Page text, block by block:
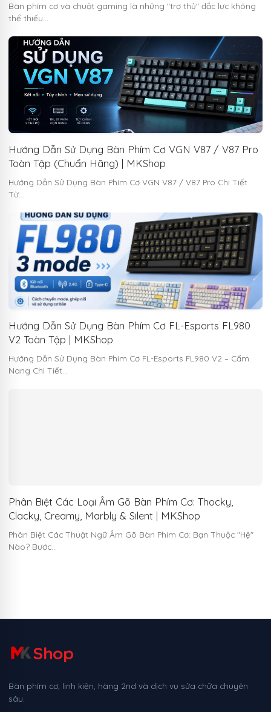
Bàn phím cơ và chuột gaming là những "trợ thủ" đắc lực không
thể thiếu…
Hướng Dẫn Sử Dụng Bàn Phím Cơ VGN V87 / V87 Pro
Toàn Tập (Chuẩn Hãng) | MKShop
Hướng Dẫn Sử Dụng Bàn Phím Cơ VGN V87 / V87 Pro Chi Tiết
Từ…
Hướng Dẫn Sử Dụng Bàn Phím Cơ FL-Esports FL980
V2 Toàn Tập | MKShop
Hướng Dẫn Sử Dụng Bàn Phím Cơ FL-Esports FL980 V2 – Cẩm
Nang Chi Tiết…
Phân Biệt Các Loại Âm Gõ Bàn Phím Cơ: Thocky,
Clacky, Creamy, Marbly & Silent | MKShop
Phân Biệt Các Thuật Ngữ Âm Gõ Bàn Phím Cơ: Bạn Thuộc "Hệ"
Nào? Bước…
Shop
Bàn phím cơ, linh kiện, hàng 2nd và dịch vụ sửa chữa chuyên
sâu.